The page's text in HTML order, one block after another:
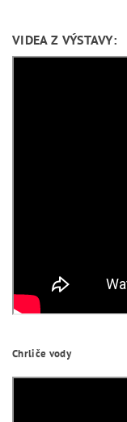
VIDEA Z VÝSTAVY:
Chrliče vody